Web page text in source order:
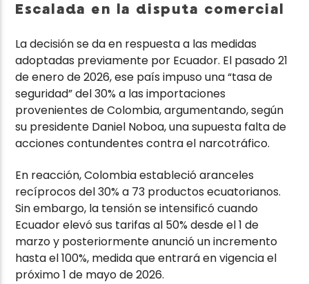
Escalada en la disputa comercial
La decisión se da en respuesta a las medidas
adoptadas previamente por Ecuador. El pasado 21
de enero de 2026, ese país impuso una “tasa de
seguridad” del 30% a las importaciones
provenientes de Colombia, argumentando, según
su presidente Daniel Noboa, una supuesta falta de
acciones contundentes contra el narcotráfico.
En reacción, Colombia estableció aranceles
recíprocos del 30% a 73 productos ecuatorianos.
Sin embargo, la tensión se intensificó cuando
Ecuador elevó sus tarifas al 50% desde el 1 de
marzo y posteriormente anunció un incremento
hasta el 100%, medida que entrará en vigencia el
próximo 1 de mayo de 2026.